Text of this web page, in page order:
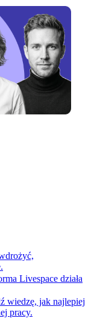
Livespace działa
wiedzę, jak najlepiej
pracy.